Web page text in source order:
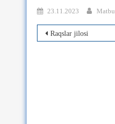
23.11.2023
Post
Raqslar jilosi